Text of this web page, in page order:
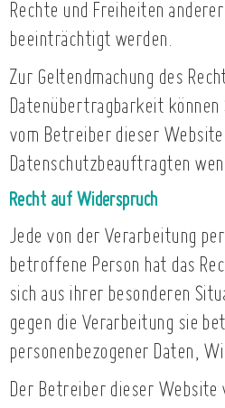
Rechte und Freiheiten
beeinträchtigt werden.
Zur Geltendmachung des
Datenübertragbarkeit können
vom Betreiber dieser
Datenschutzbeauftragten
Recht auf Widerspruch
Jede von der Verarbeitung
betroffene Person hat das
sich aus ihrer besonderen
gegen die Verarbeitung sie
personenbezogener Daten,
Der Betreiber dieser